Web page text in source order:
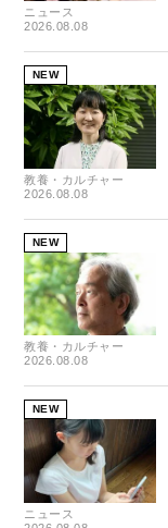
ニュース
2026.08.08
NEW
教養・カルチャー
2026.08.08
NEW
教養・カルチャー
2026.08.08
NEW
ニュース